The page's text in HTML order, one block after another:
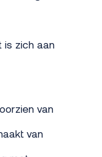
is zich aan
van
van